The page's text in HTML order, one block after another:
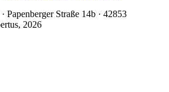
Papenberger Straße 14b · 42853
2026